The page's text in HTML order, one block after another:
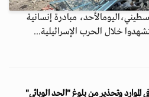
مبادرة إنسانية
خلال الحرب الإسرائيلية...
وتحذير من بلوغ "الحد الوبائي"